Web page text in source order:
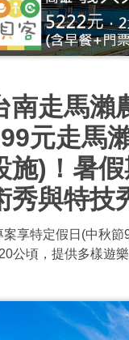
南走馬瀨
元走馬
施)！暑
秀與特技
案享特定假日(中秋
公頃，提供多樣遊